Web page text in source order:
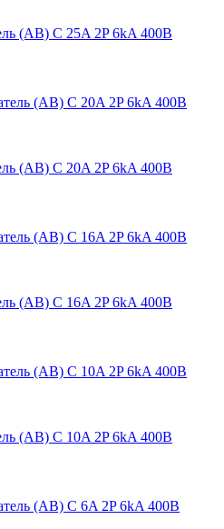
(АВ) C 25A 2P 6kA 400В
(АВ) C 20A 2P 6kA 400В
(АВ) C 16A 2P 6kA 400В
(АВ) C 10A 2P 6kA 400В